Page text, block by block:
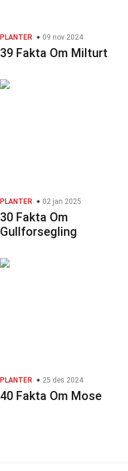
PLANTER 09 nov 2024
39 Fakta Om Milturt
PLANTER 02 jan 2025
30 Fakta Om
Gullforsegling
PLANTER 25 des 2024
40 Fakta Om Mose